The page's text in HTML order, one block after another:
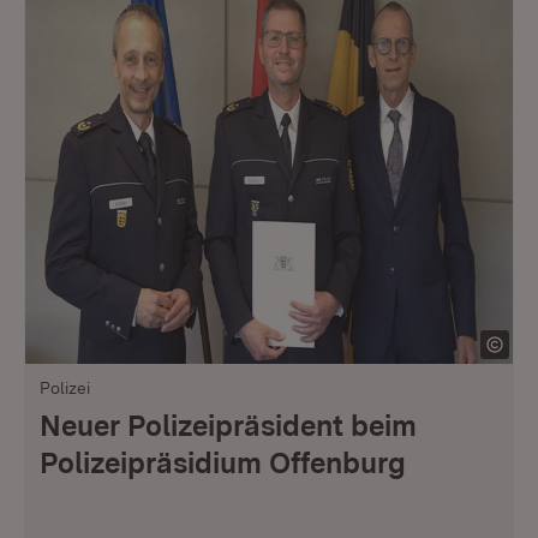
Polizei
Neuer Polizeipräsident beim
Polizeipräsidium Offenburg